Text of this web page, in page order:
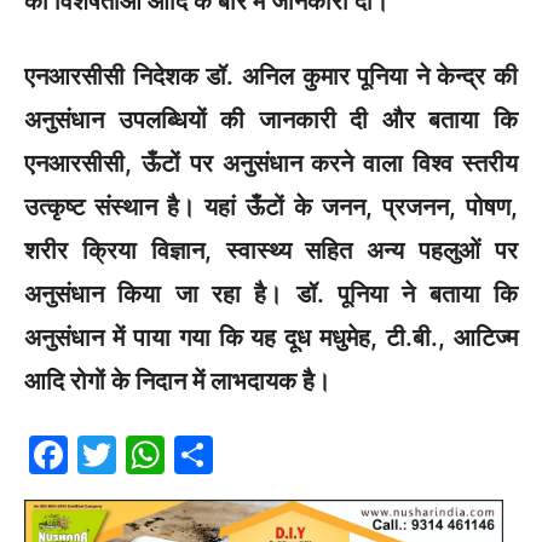
एनआरसीसी निदेशक डॉ. अनिल कुमार पूनिया ने केन्द्र की
अनुसंधान उपलब्धियों की जानकारी दी और बताया कि
एनआरसीसी, ऊँटों पर अनुसंधान करने वाला विश्‍व स्तरीय
उत्कृष्ट संस्थान है। यहां ऊँटों के जनन, प्रजनन, पोषण,
शरीर क्रिया विज्ञान, स्वास्थ्य सहित अन्य पहलुओं पर
अनुसंधान किया जा रहा है। डॉ. पूनिया ने बताया कि
अनुसंधान में पाया गया कि यह दूध मधुमेह, टी.बी., आटिज्म
आदि रोगों के निदान में लाभदायक है।
F
a
c
T
w
itt
W
h
at
h
ar